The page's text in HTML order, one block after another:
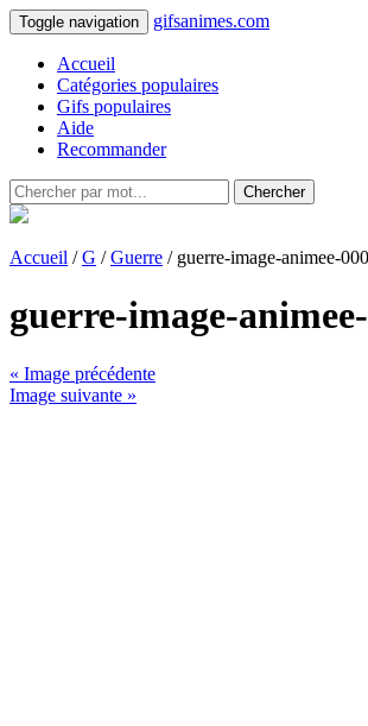
Toggle navigation gifsanimes.com
Accueil
Catégories populaires
Gifs populaires
Aide
Recommander
Chercher
Accueil /G /Guerre / guerre-image-animee-
guerre-image-
« Image précédente
Image suivante »